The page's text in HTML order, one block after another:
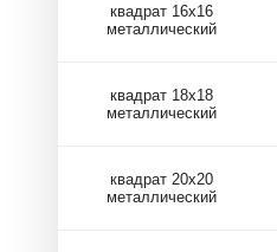
квадрат 16х16
металлический
квадрат 18х18
металлический
квадрат 20х20
металлический